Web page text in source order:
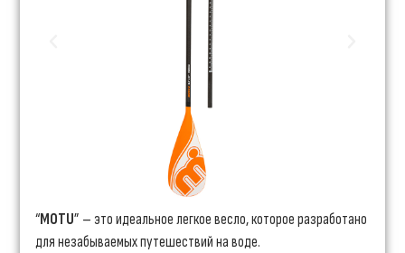
“MOTU” – это идеальное легкое весло, которое разработано
для незабываемых путешествий на воде.